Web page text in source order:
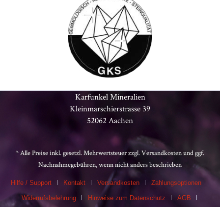
Karfunkel Mineralien
Kleinmarschierstrasse 39
52062 Aachen
* Alle Preise inkl. gesetzl. Mehrwertsteuer zzgl.Versandkostenund ggf.
Nachnahmegebühren, wenn nicht anders beschrieben
Hilfe / Support Kontakt Versandkosten Zahlungsoptionen
Widerrufsbelehrung Hinweise zum Datenschutz AGB